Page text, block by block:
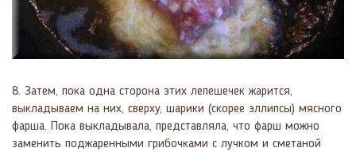
8. Затем, пока одна сторона этих лепешечек жарится,
выкладываем на них, сверху, шарики (скорее эллипсы) мясного
фарша. Пока выкладывала, представляла, что фарш можно
заменить поджаренными грибочками с лучком и сметаной